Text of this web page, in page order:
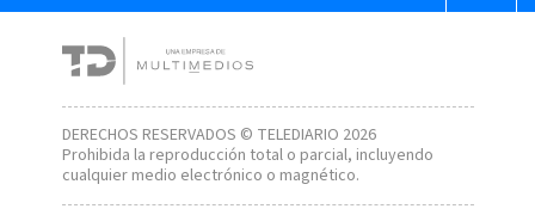
DERECHOS RESERVADOS © TELEDIARIO 2026
Prohibida la reproducción total o parcial, incluyendo
cualquier medio electrónico o magnético.